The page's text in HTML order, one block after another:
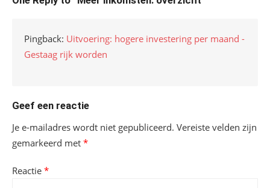
Pingback: Uitvoering: hogere investering per maand -
Gestaag rijk worden
Geef een reactie
Je e-mailadres wordt niet gepubliceerd. Vereiste velden zijn
gemarkeerd met *
Reactie *